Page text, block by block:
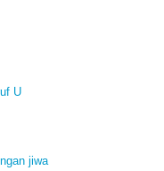
U
jiwa